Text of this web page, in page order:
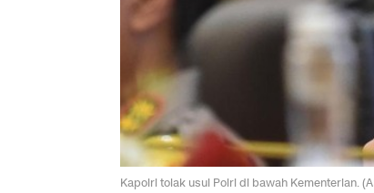
Kapolri tolak usul Polri di bawah Kementerian.